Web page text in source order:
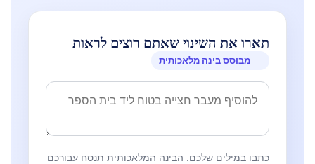
תארו את השינוי שאתם רוצים לראות
מבוסס בינה מלאכותית
כתבו במילים שלכם. הבינה המלאכותית תנסח עבורכם